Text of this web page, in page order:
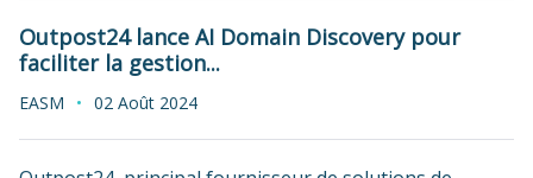
Outpost24 lance AI Domain Discovery pour
faciliter la gestion...
EASM 02 Août 2024